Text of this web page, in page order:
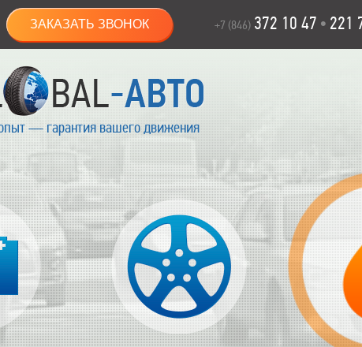
ЗАКАЗАТЬ ЗВОНОК +7 (846) 372 10 47 • 221
— гарантия вашего движения